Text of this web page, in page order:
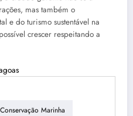
mas também o
e do turismo sustentável na
crescer respeitando a
Conservação Marinha